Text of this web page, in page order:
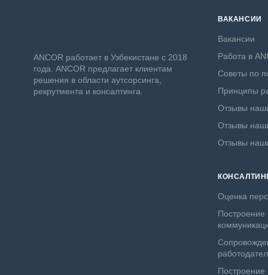
ANСOR работает в Узбекистане с 2018
года. ANCOR предлагает клиентам
решения в области аутсорсинга,
рекрутмента и консалтинга.
ВАКАНСИИ
Вакансии
Работа в
Советы по
Принципы
Отзывы
Отзывы
Отзывы
Оценка
Построение
Построение